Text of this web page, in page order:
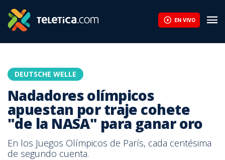
EN VIVO
DEUTSCHE WELLE
Nadadores olímpicos
apuestan por traje cohete
"de la NASA" para ganar oro
En los Juegos Olímpicos de París, cada centésima
de segundo cuenta.